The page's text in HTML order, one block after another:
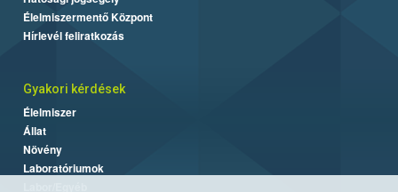
Élelmiszermentő Központ
Hírlevél feliratkozás
Gyakori kérdések
Élelmiszer
Állat
Növény
Laboratóriumok